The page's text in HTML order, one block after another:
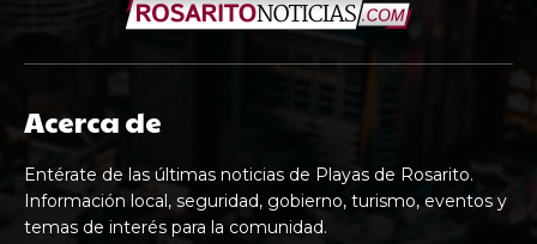
Acerca de
Entérate de las últimas noticias de Playas de Rosarito.
Información local, seguridad, gobierno, turismo, eventos y
temas de interés para la comunidad.